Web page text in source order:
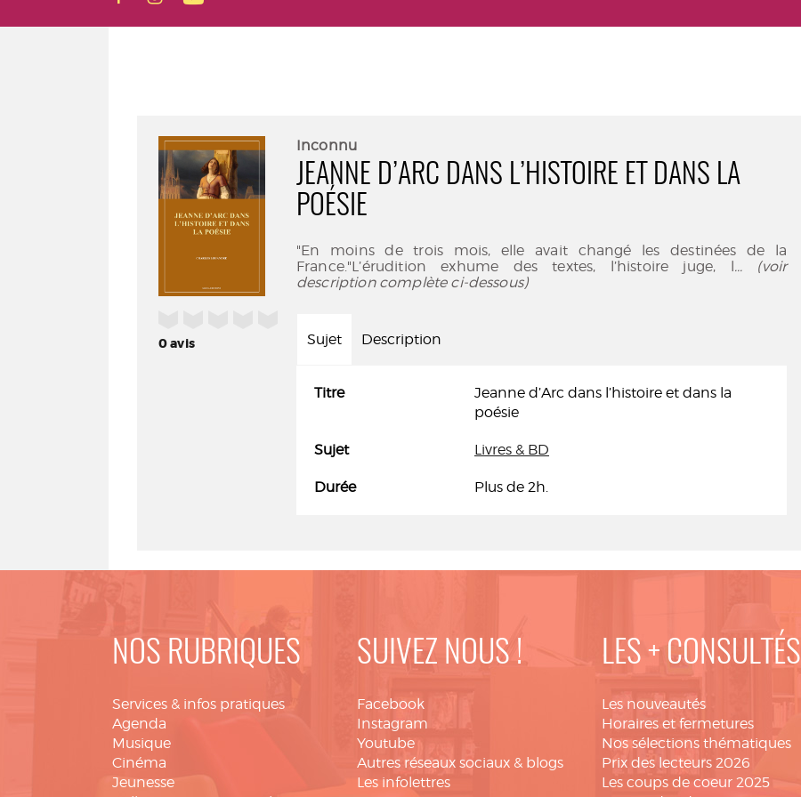
0avis
Inconnu
JEANNE D’ARC DANS L’HISTOIRE ET DANS LA
POÉSIE
"En moins de trois mois, elle avait changé les destinées de la
France."L’érudition exhume des textes, l’histoire juge, l... (voir
description complète ci-dessous)
Sujet Description
Titre
Jeanne d’Arc dans l’histoire et dans la
poésie
Sujet Livres & BD
Durée Plus de 2h.
NOS RUBRIQUES
Services & infos pratiques
Agenda
Musique
Cinéma
Jeunesse
SUIVEZ NOUS !
Facebook
Instagram
Youtube
Autres réseaux sociaux & blogs
Les infolettres
LES + CONSULTÉS
Les nouveautés
Horaires et fermetures
Nos sélections thématiques
Prix des lecteurs 2026
Les coups de coeur 2025